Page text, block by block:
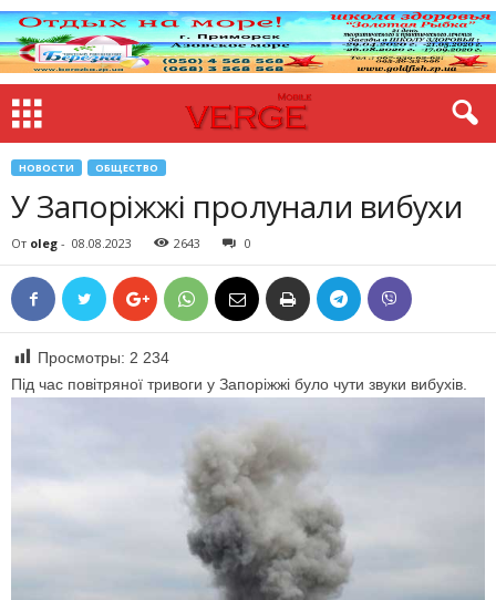
НОВОСТИ ОБЩЕСТВО
У Запоріжжі пролунали вибухи
От oleg - 08.08.2023 2643 0
Просмотры: 2 234
Під час повітряної тривоги у Запоріжжі було чути звуки вибухів.